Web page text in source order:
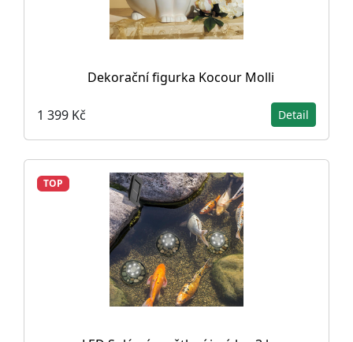
Dekorační figurka Kocour Molli
1 399 Kč Detail
TOP